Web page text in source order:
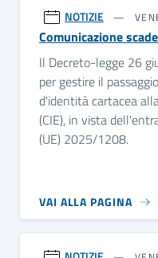
NOTIZIE
Comunicazione
Il Decreto-legge 26
per gestire il
d'identità cartacea
(CIE), in vista
(UE) 2025/1208.
VAI ALLA PAGINA